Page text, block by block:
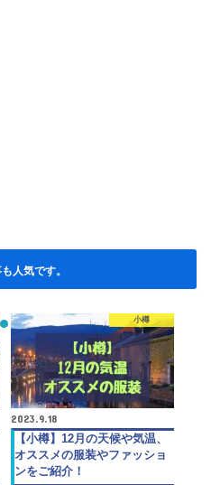
人気です。
小樽
2023.9.18
【小樽】12月の天候や気温、
オススメの服装やファッショ
ンをご紹介！